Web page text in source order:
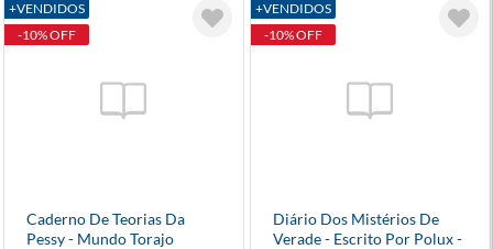
+VENDIDOS
-10% OFF
Caderno De Teorias Da
Pessy - Mundo Torajo
+VENDIDOS
-10% OFF
Diário Dos Mistérios De
Verade - Escrito Por Polux -